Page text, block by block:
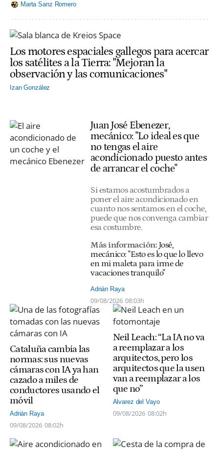
Marta Sanz Romero
Los motores espaciales gallegos para acercar
los satélites a la Tierra: "Mejoran la
observación y las comunicaciones"
Izan González
Juan José Ebenezer,
mecánico: "Lo ideal es que
no tengas el aire
acondicionado puesto antes
de arrancar el coche"
Si estamos acostumbrados a
poner el aire acondicionado en
cuanto nos sentamos en el coche,
puede que nos convenga cambiar
esa costumbre.
Más información: José,
mecánico: "Esto es lo que lo llevo
en mi maleta para irme de
vacaciones tranquilo"
Adrián Raya
09/08/2026 08:03h
Cataluña cambia las
normas: sus nuevas
cámaras con IA ya han
cazado a miles de
conductores usando el
móvil
Adrián Raya
09/08/2026 08:02h
Neil Leach: “La IA no va
a reemplazar a los
arquitectos, pero los
arquitectos que la usen
van a reemplazar a los
que no”
Alvarez del Vayo
09/08/2026 08:02h